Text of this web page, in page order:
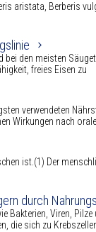
aristata, Berberis
den meisten
freies Eisen zu
verwendeten
Wirkungen nach
ist.(1) Der
durch
Bakterien, Viren,
die sich zu